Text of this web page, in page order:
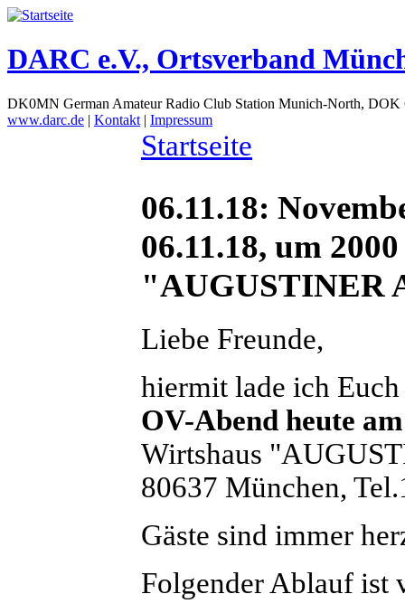
DARC e.V., Ortsverband
DK0MN German Amateur Radio Club Station Munich-North,
www.darc.de | Kontakt | Impressum
Startseite
06.11.18:
06.11.18, um
"AUGUSTINER
Liebe Freunde,
hiermit lade ich
OV-Abend heute
Wirtshaus
80637 München,
Gäste sind immer
Folgender Ablauf ist